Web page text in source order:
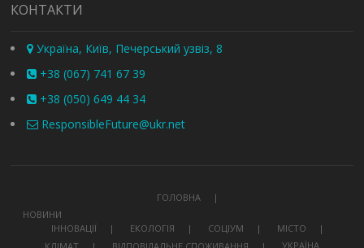
КОНТАКТИ
Україна, Київ, Печерський узвіз, 8
+38 (067) 741 67 39
+38 (050) 649 44 34
ResponsibleFuture@ukr.net
ГОЛОВНА
НОВИНИ
ІННОВАЦІЇ
ЕКОЛОГІЯ СОЦІУМ
МІСТО
УКРАЇНА